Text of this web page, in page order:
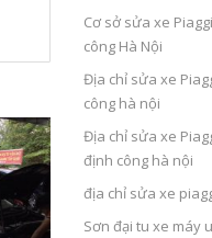
Cơ sở sửa xe
công Hà Nội
Địa chỉ sửa xe
công hà nội
Địa chỉ sửa xe
định công hà nội
địa chỉ sửa xe
Sơn đại tu xe máy